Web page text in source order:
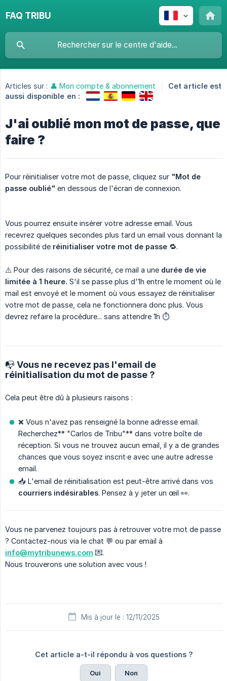
FAQ TRIBU
Articles sur : 👤 Mon compte & abonnement
Cet article est
aussi disponible en :
J'ai oublié mon mot de passe, que
faire ?
Pour réinitialiser votre mot de passe, cliquez sur "Mot de
passe oublié" en dessous de l'écran de connexion.
Vous pourrez ensuite insérer votre adresse email. Vous
recevrez quelques secondes plus tard un email vous donnant la
possibilité de réinitialiser votre mot de passe 🔁.
⚠️ Pour des raisons de sécurité, ce mail a une durée de vie
limitée à 1 heure. S'il se passe plus d'1h entre le moment où le
mail est envoyé et le moment où vous essayez de réinitialiser
votre mot de passe, cela ne fonctionnera donc plus. Vous
devrez refaire la procédure... sans attendre 1h ⏱️
📭 Vous ne recevez pas l'email de
réinitialisation du mot de passe ?
Cela peut être dû à plusieurs raisons :
❌ Vous n'avez pas renseigné la bonne adresse email.
Recherchez** "Carlos de Tribu"** dans votre boîte de
réception. Si vous ne trouvez aucun email, il y a de grandes
chances que vous soyez inscrit·e avec une autre adresse
email.
📥 L'email de réinitialisation est peut-être arrivé dans vos
courriers indésirables. Pensez à y jeter un œil 👀.
Vous ne parvenez toujours pas à retrouver votre mot de passe
? Contactez-nous via le chat 💬 ou par email à
info@mytribunews.com 💌.
Nous trouverons une solution avec vous !
Mis à jour le : 12/11/2025
Cet article a-t-il répondu à vos questions ?
Oui Non